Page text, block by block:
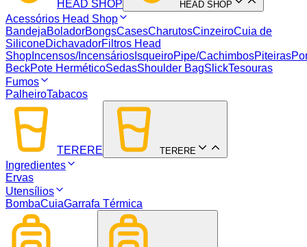
HEAD SHOP HEAD SHOP
Acessórios Head Shop
BandejaBoladorBongsCasesCharutosCinzeiroCuia de
SiliconeDichavadorFiltros Head
Shop Incensos/Incensários IsqueiroPipe/CachimbosPiteiras
BeckPote HerméticoSedasShoulder BagSlickTesouras
Fumos
PalheiroTabacos
TERERE TERERE
Ingredientes
Ervas
Utensílios
BombaCuiaGarrafa Térmica